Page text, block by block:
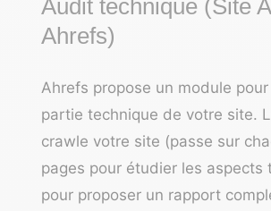
Audit technique (Site
Ahrefs)
Ahrefs propose un module
partie technique de votre site.
crawle votre site (passe sur
pages pour étudier les aspects
pour proposer un rapport